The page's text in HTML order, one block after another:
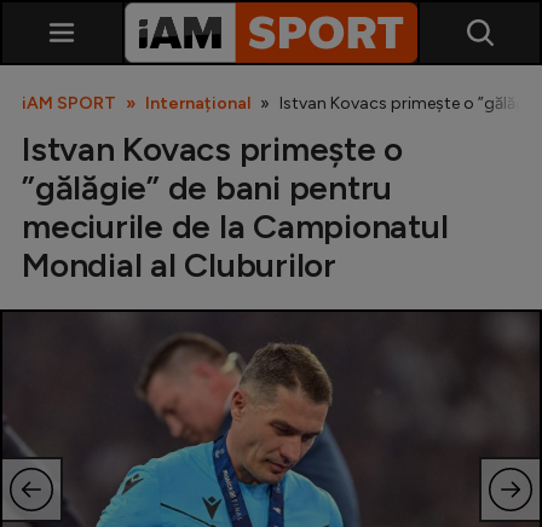
SuperLiga
Liga 2
Cupa României
Echipa Națională
iAM SPORT Internațional Istvan Kovacs primește o
Istvan Kovacs primește o
”gălăgie” de bani pentru
meciurile de la Campionatul
Mondial al Cluburilor